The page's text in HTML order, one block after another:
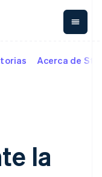
Gestión del
Crypto
Cartera,
Acerca de
la